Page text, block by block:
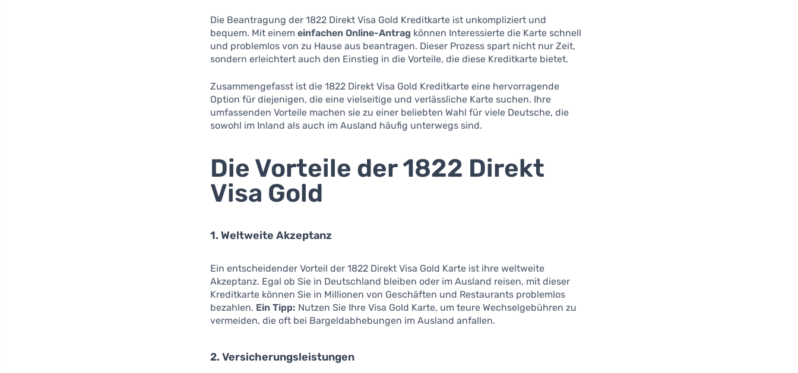
Die Beantragung der 1822 Direkt Visa Gold Kreditkarte ist unkompliziert und
bequem. Mit einemeinfachen Online-Antrag können Interessierte die Karte schnell
und problemlos von zu Hause aus beantragen. Dieser Prozess spart nicht nur Zeit,
sondern erleichtert auch den Einstieg in die Vorteile, die diese Kreditkarte bietet.
Zusammengefasst ist die 1822 Direkt Visa Gold Kreditkarte eine hervorragende
Option für diejenigen, die eine vielseitige und verlässliche Karte suchen. Ihre
umfassenden Vorteile machen sie zu einer beliebten Wahl für viele Deutsche, die
sowohl im Inland als auch im Ausland häufig unterwegs sind.
Die Vorteile der 1822 Direkt
Visa Gold
1. Weltweite Akzeptanz
Ein entscheidender Vorteil der 1822 Direkt Visa Gold Karte ist ihre weltweite
Akzeptanz. Egal ob Sie in Deutschland bleiben oder im Ausland reisen, mit dieser
Kreditkarte können Sie in Millionen von Geschäften und Restaurants problemlos
bezahlen. Ein Tipp: Nutzen Sie Ihre Visa Gold Karte, um teure Wechselgebühren zu
vermeiden, die oft bei Bargeldabhebungen im Ausland anfallen.
2. Versicherungsleistungen